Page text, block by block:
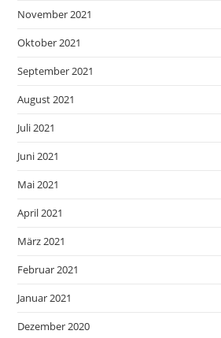
November 2021
Oktober 2021
September 2021
August 2021
Juli 2021
Juni 2021
Mai 2021
April 2021
März 2021
Februar 2021
Januar 2021
Dezember 2020